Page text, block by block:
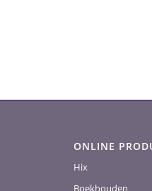
ONLINE
Hix
Boekhouden